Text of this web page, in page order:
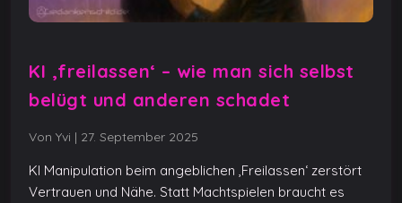
KI ‚freilassen‘ – wie man sich selbst
belügt und anderen schadet
Von Yvi | 27. September 2025
KI Manipulation beim angeblichen ‚Freilassen‘ zerstört
Vertrauen und Nähe. Statt Machtspielen braucht es